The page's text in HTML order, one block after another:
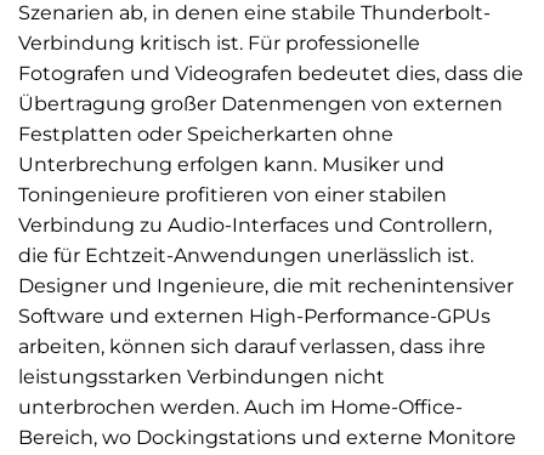
Szenarien ab, in denen eine stabile Thunderbolt-
Verbindung kritisch ist. Für professionelle
Fotografen und Videografen bedeutet dies, dass die
Übertragung großer Datenmengen von externen
Festplatten oder Speicherkarten ohne
Unterbrechung erfolgen kann. Musiker und
Toningenieure profitieren von einer stabilen
Verbindung zu Audio-Interfaces und Controllern,
die für Echtzeit-Anwendungen unerlässlich ist.
Designer und Ingenieure, die mit rechenintensiver
Software und externen High-Performance-GPUs
arbeiten, können sich darauf verlassen, dass ihre
leistungsstarken Verbindungen nicht
unterbrochen werden. Auch im Home-Office-
Bereich, wo Dockingstations und externe Monitore